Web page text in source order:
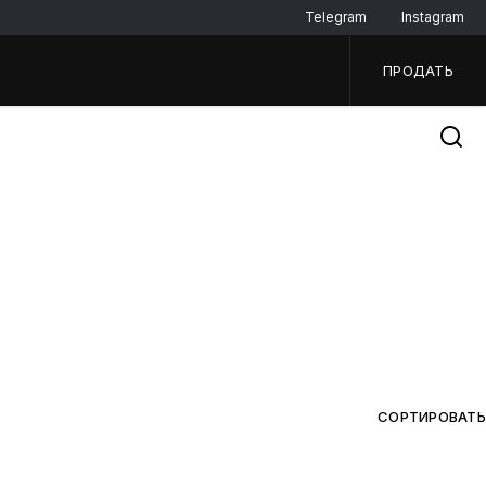
Telegram Instagram
ПРОДАТЬ
СОРТИРОВАТЬ